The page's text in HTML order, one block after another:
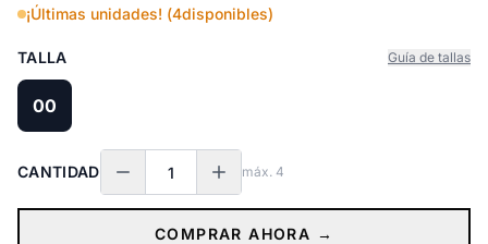
¡Últimas unidades! (4disponibles)
TALLA Guía de tallas
00
CANTIDAD máx. 4
COMPRAR AHORA →